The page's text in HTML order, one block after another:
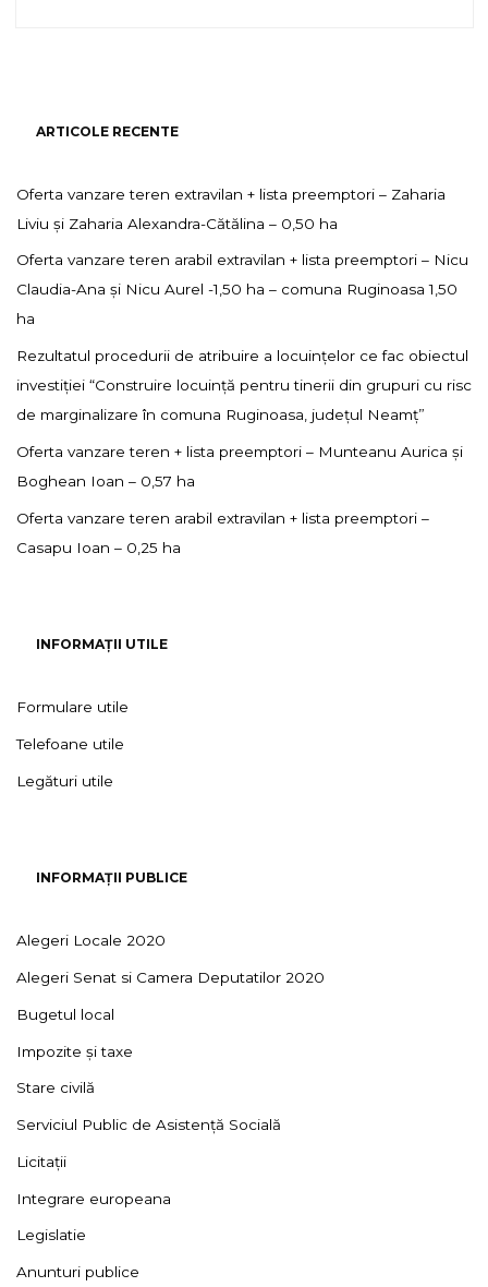
ARTICOLE RECENTE
Oferta vanzare teren extravilan + lista preemptori – Zaharia
Liviu și Zaharia Alexandra-Cătălina – 0,50 ha
Oferta vanzare teren arabil extravilan + lista preemptori – Nicu
Claudia-Ana și Nicu Aurel -1,50 ha – comuna Ruginoasa 1,50
ha
Rezultatul procedurii de atribuire a locuințelor ce fac obiectul
investiției “Construire locuință pentru tinerii din grupuri cu risc
de marginalizare în comuna Ruginoasa, județul Neamț”
Oferta vanzare teren + lista preemptori – Munteanu Aurica și
Boghean Ioan – 0,57 ha
Oferta vanzare teren arabil extravilan + lista preemptori –
Casapu Ioan – 0,25 ha
INFORMAȚII UTILE
Formulare utile
Telefoane utile
Legături utile
INFORMAȚII PUBLICE
Alegeri Locale 2020
Alegeri Senat si Camera Deputatilor 2020
Bugetul local
Impozite și taxe
Stare civilă
Serviciul Public de Asistență Socială
Licitații
Integrare europeana
Legislatie
Anunturi publice